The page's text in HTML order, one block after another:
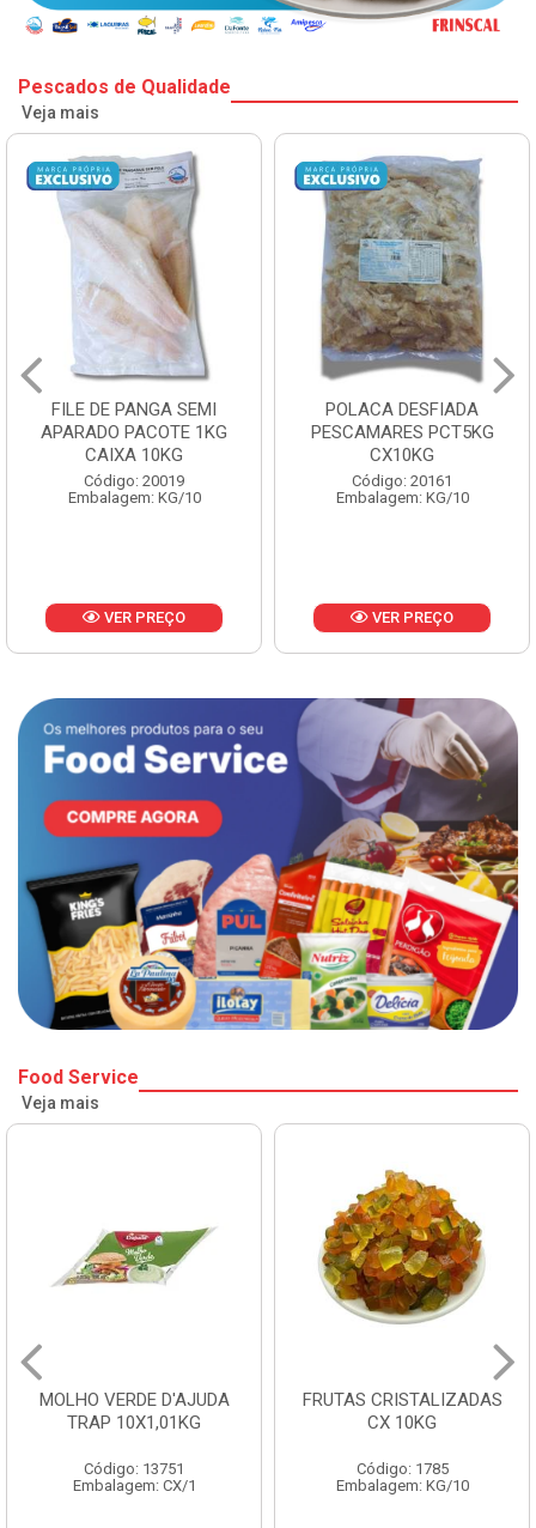
Pescados de Qualidade
Veja mais
POLACA DESFIADA
PESCAMARES PCT5KG
CX10KG
Código: 20161
Embalagem: KG/10
VER PREÇO
POLACA DESFIADA
PESCAMARES PCT1KG
CX10KG
Código: 20162
Embalagem: KG/10
VER PREÇO
Food Service
Veja mais
FRUTAS CRISTALIZADAS
CX 10KG
Código: 1785
Embalagem: KG/10
MARGARINA PRIMOR
BALDE 3KG
Código: 1801
Embalagem: BD/1